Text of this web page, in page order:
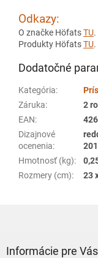
Odkazy:
O značke HöfatsTU.
Produkty HöfatsTU.
Dodatočné
Kategória:
Záruka:
2
EAN:
Dizajnové
ocenenia:
Hmotnosť (kg):
Rozmery (cm): 23
Informácie pre Vás